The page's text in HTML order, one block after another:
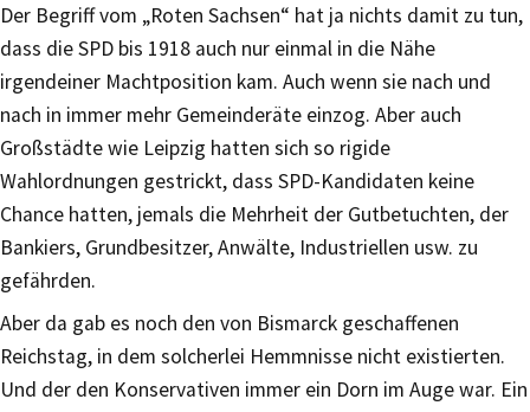
Der Begriff vom „Roten Sachsen“ hat ja nichts damit zu tun,
dass die SPD bis 1918 auch nur einmal in die Nähe
irgendeiner Machtposition kam. Auch wenn sie nach und
nach in immer mehr Gemeinderäte einzog. Aber auch
Großstädte wie Leipzig hatten sich so rigide
Wahlordnungen gestrickt, dass SPD-Kandidaten keine
Chance hatten, jemals die Mehrheit der Gutbetuchten, der
Bankiers, Grundbesitzer, Anwälte, Industriellen usw. zu
gefährden.
Aber da gab es noch den von Bismarck geschaffenen
Reichstag, in dem solcherlei Hemmnisse nicht existierten.
Und der den Konservativen immer ein Dorn im Auge war. Ein